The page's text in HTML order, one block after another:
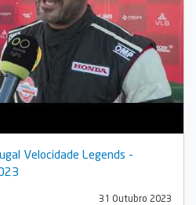
Velocidade Legends -
31 Outubro 2023